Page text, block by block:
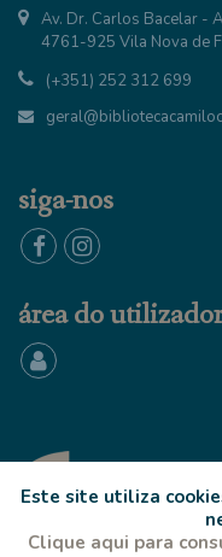
Av. Dr. Carlos Bacelar -
4761-925 Vila Nova de
(+351) 252 312 699
siga-nos
área do utilizador
Este site utiliza
Clique aqui para